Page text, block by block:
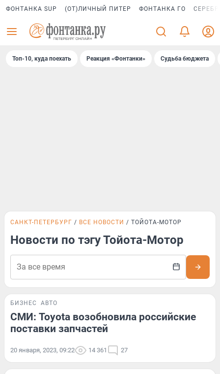
ФОНТАНКА SUP (ОТ)ЛИЧНЫЙ ПИТЕР ФОНТАНКА ГО
Топ-10, куда поехать Реакция «Фонтанки» Судьба бюджета
САНКТ-ПЕТЕРБУРГ ВСЕ НОВОСТИ ТОЙОТА-МОТОР
Новости по тэгу Тойота-Мотор
БИЗНЕС АВТО
СМИ: Toyota возобновила российские
поставки запчастей
20 января, 2023, 09:22 14 361 27